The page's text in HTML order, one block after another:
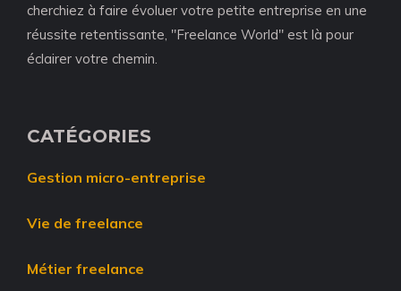
cherchiez à faire évoluer votre petite entreprise en une
réussite retentissante, "Freelance World" est là pour
éclairer votre chemin.
CATÉGORIES
Gestion micro-entreprise
Vie de freelance
Métier freelance